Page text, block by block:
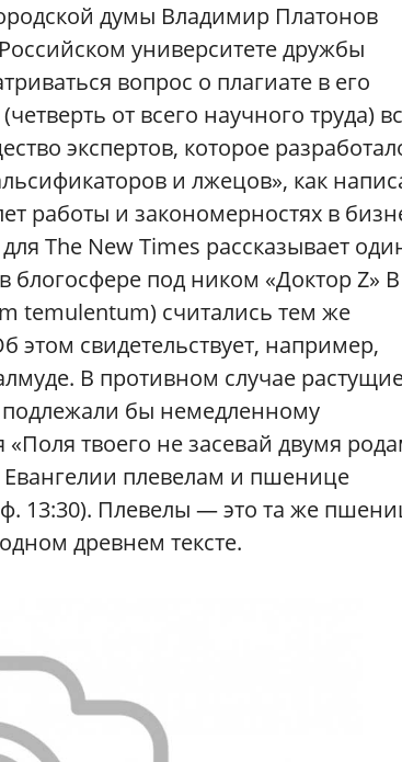
думы Владимир Платонов
университете дружбы
вопрос о плагиате в его
от всего научного труда)
экспертов, которое
и лжецов», как
работы и закономерностях в
Тhe New Times рассказывает
блогосфере под ником «Доктор Z» В
temulentum) считались тем же
свидетельствует, например,
В противном случае
бы немедленному
твоего не засевай двумя
Евангелии плевелам и пшенице
13:30). Плевелы — это та же
древнем тексте.